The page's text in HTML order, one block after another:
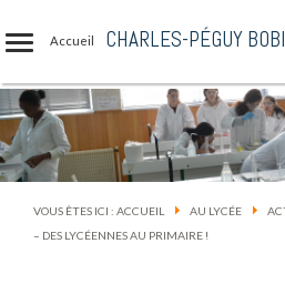
Accueil CHARLES-PÉGUY
VOUS ÊTES ICI : ACCUEIL AU LYCÉE
– DES LYCÉENNES AU PRIMAIRE !